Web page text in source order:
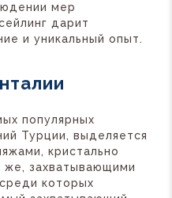
мер
дарит
и уникальный опыт.
популярных
Турции, выделяется
кристально
же, захватывающими
которых